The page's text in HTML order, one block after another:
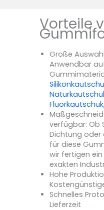
Vorteile
Große
Anwendbar
Fluorkautschuk
verfügbar: Ob
Dichtung oder
für diese
wir fertigen
exakten
Hohe
Schnelles
Lieferzeit